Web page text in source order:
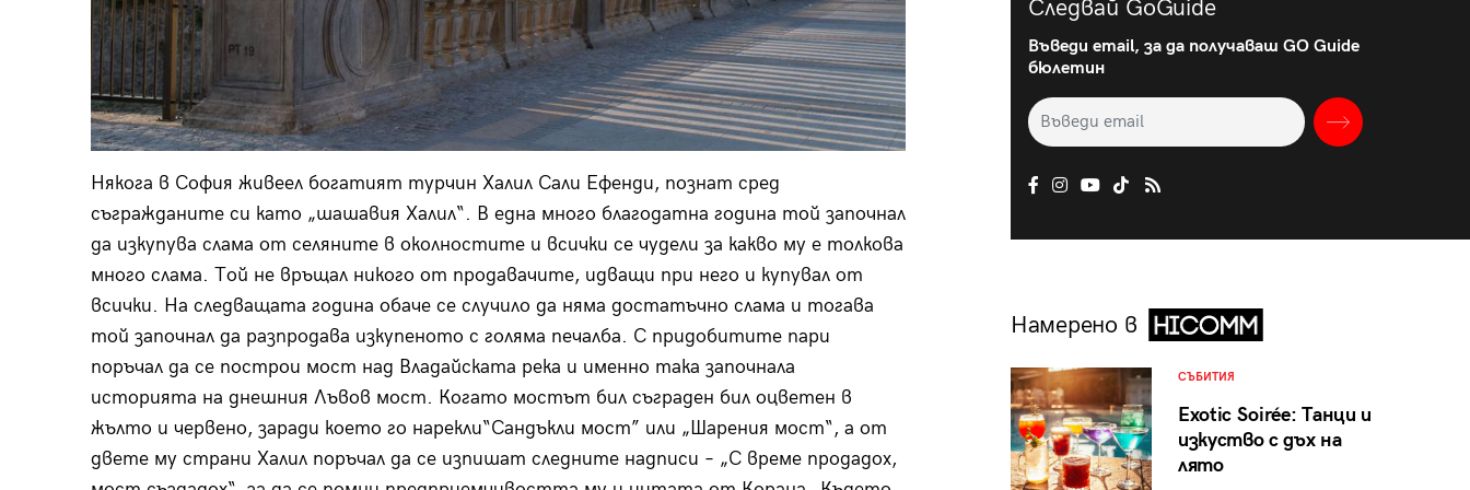
Някога в София живеел богатият турчин Халил Сали Ефенди, познат сред
съгражданите си като „шашавия Халил“. В една много благодатна година той започнал
да изкупува слама от селяните в околностите и всички се чудели за какво му е толкова
много слама. Той не връщал никого от продавачите, идващи при него и купувал от
всички. На следващата година обаче се случило да няма достатъчно слама и тогава
той започнал да разпродава изкупеното с голяма печалба. С придобитите пари
поръчал да се построи мост над Владайската река и именно така започнала
историята на днешния Лъвов мост. Когато мостът бил съграден бил оцветен в
жълто и червено, заради което го нарекли“Сандъкли мост” или „Шарения мост“, а от
двете му страни Халил поръчал да се изпишат следните надписи – „С време продадох,
Следвай GoGuide
Въведи email, за да получаваш GO Guide
бюлетин
Намерено в
СЪБИТИЯ
Exotic Soirée: Танци и
изкуство с дъх на
лято